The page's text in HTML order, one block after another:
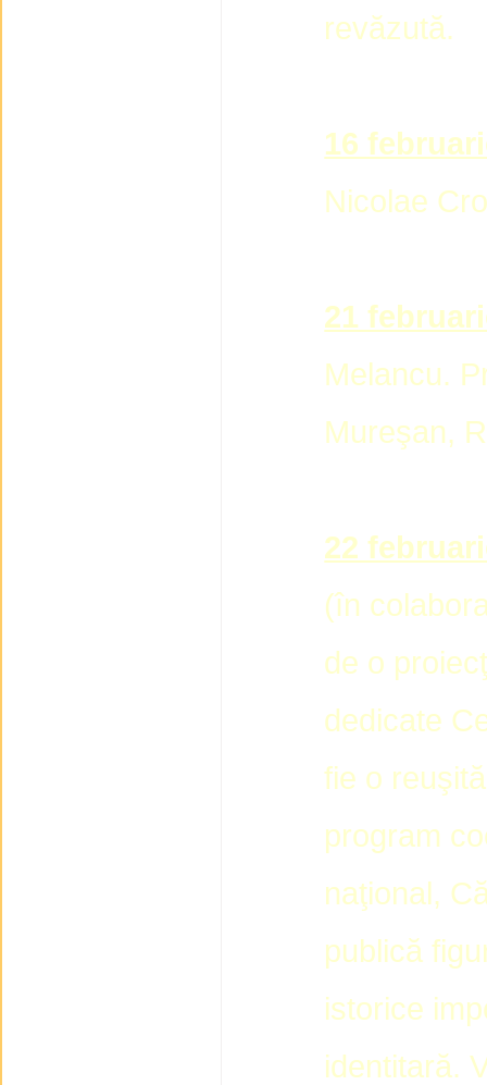
revăzută.
16
Nicolae
21
Melancu.
Mureşan,
22
(în
de o
dedicate
fie o
program
naţional,
publică
istorice
identitară.